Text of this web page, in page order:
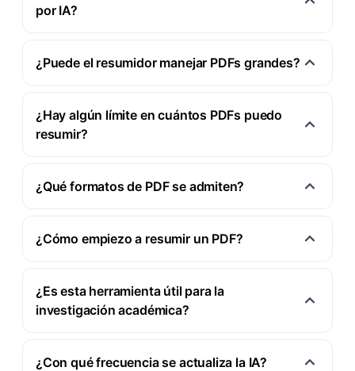
por IA?
¿Puede el resumidor manejar PDFs grandes?
¿Hay algún límite en cuántos PDFs puedo
resumir?
¿Qué formatos de PDF se admiten?
¿Cómo empiezo a resumir un PDF?
¿Es esta herramienta útil para la
investigación académica?
¿Con qué frecuencia se actualiza la IA?